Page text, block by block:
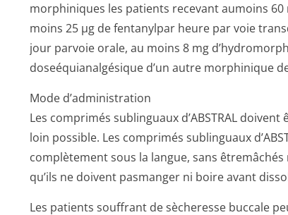
morphiniques les patients recevant aumoins
moins 25 µg de fentanylpar heure par voie
jour parvoie orale, au moins 8 mg
doseéquianalgésique d’un autre morphinique
Mode d’administration
Les comprimés sublinguaux d’ABSTRAL
loin possible. Les comprimés sublinguaux
complètement sous la langue, sans
qu’ils ne doivent pasmanger ni boire avant
Les patients souffrant de sècheresse buccale